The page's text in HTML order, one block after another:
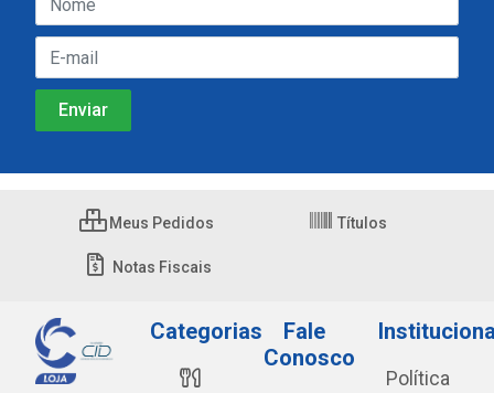
Meus Pedidos Títulos
Notas Fiscais
Categorias
Fale
Conosco
Política